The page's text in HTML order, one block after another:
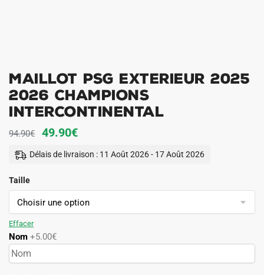
Maillot PSG Exterieur 2025
2026 Champions
Intercontinental
94.90€
Le
prix
94.90€.
49.90€Le
prix
49.90€.
Délais de livraison : 11 Août 2026 - 17 Août 2026
Taille
Effacer
Nom +5.00€